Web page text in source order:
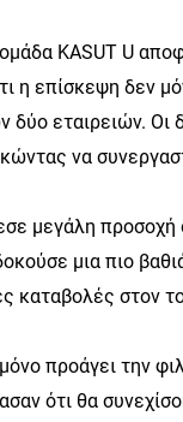
KASUT U
η επίσκεψη δεν
δύο εταιρειών.
να
μεγάλη προσοχή
μια πιο
καταβολές στον
προάγει την
ότι θα